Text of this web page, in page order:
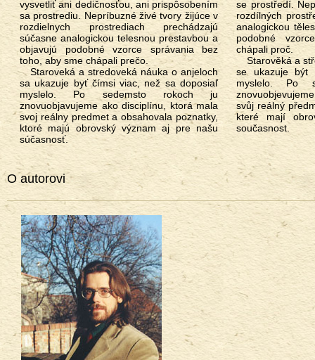
vysvetliť ani dedičnosťou, ani prispôsobením
sa prostrediu. Nepríbuzné živé tvory žijúce v
rozdielnych prostrediach prechádzajú
súčasne analogickou telesnou prestavbou a
objavujú podobné vzorce správania bez
toho, aby sme chápali prečo.
Staroveká a stredoveká náuka o anjeloch
sa ukazuje byť čímsi viac, než sa doposiaľ
myslelo. Po sedemsto rokoch ju
znovuobjavujeme ako disciplínu, ktorá mala
svoj reálny predmet a obsahovala poznatky,
ktoré majú obrovský význam aj pre našu
súčasnosť.
se prostředí.
rozdílných
analogickou
podobné
chápali proč.
Starověká a středověká nauka o andělech
se ukazuje být
myslelo. Po
svůj reálný
které mají
současnost.
O autorovi